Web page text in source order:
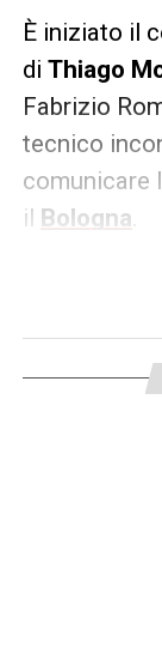
È iniziato il
di Thiago
Fabrizio
tecnico
comunicare
il Bologna
sempre più